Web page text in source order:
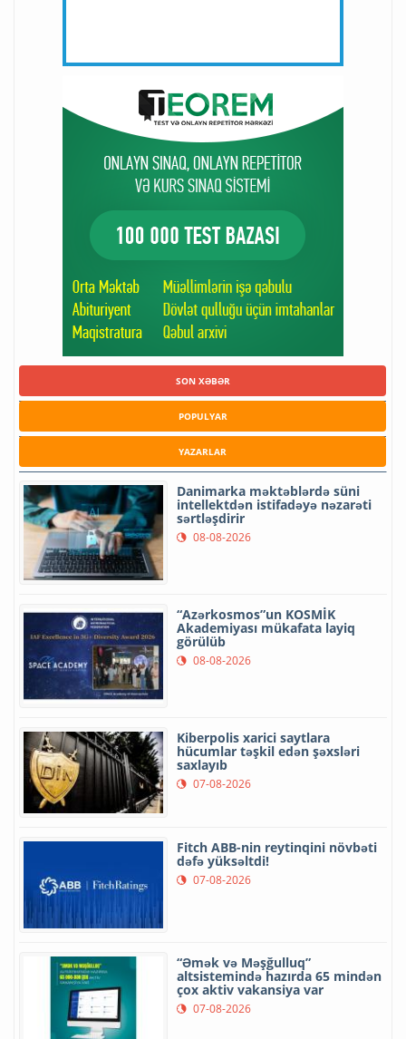
SON XƏBƏR
POPULYAR
YAZARLAR
Danimarka məktəblərdə süni
intellektdən istifadəyə nəzarəti
sərtləşdirir
08-08-2026
“Azərkosmos”un KOSMİK
Akademiyası mükafata layiq
görülüb
08-08-2026
Kiberpolis xarici saytlara
hücumlar təşkil edən şəxsləri
saxlayıb
07-08-2026
Fitch ABB-nin reytinqini növbəti
dəfə yüksəltdi!
07-08-2026
“Əmək və Məşğulluq”
altsistemində hazırda 65 mindən
çox aktiv vakansiya var
07-08-2026